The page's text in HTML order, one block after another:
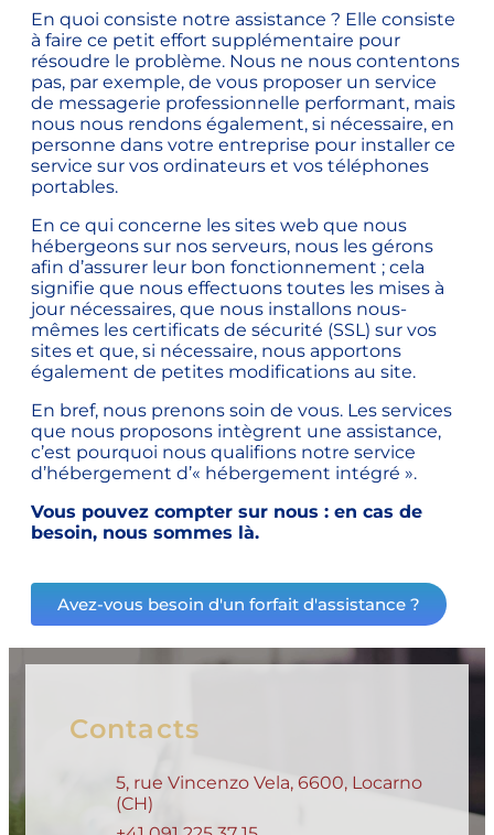
En quoi consiste notre assistance ? Elle consiste
à faire ce petit effort supplémentaire pour
résoudre le problème. Nous ne nous contentons
pas, par exemple, de vous proposer un service
de messagerie professionnelle performant, mais
nous nous rendons également, si nécessaire, en
personne dans votre entreprise pour installer ce
service sur vos ordinateurs et vos téléphones
portables.
En ce qui concerne les sites web que nous
hébergeons sur nos serveurs, nous les gérons
afin d’assurer leur bon fonctionnement ; cela
signifie que nous effectuons toutes les mises à
jour nécessaires, que nous installons nous-
mêmes les certificats de sécurité (SSL) sur vos
sites et que, si nécessaire, nous apportons
également de petites modifications au site.
En bref, nous prenons soin de vous. Les services
que nous proposons intègrent une assistance,
c’est pourquoi nous qualifions notre service
d’hébergement d’« hébergement intégré ».
Vous pouvez compter sur nous : en cas de
besoin, nous sommes là.
Avez-vous besoin d'un forfait d'assistance ?
Contacts
5, rue Vincenzo Vela, 6600, Locarno
(CH)